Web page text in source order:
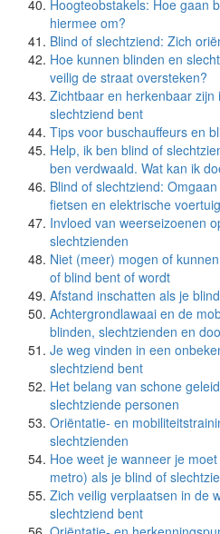
Hoogteobstakels: Hoe gaan
hiermee om?
Blind of slechtziend: Zich
Hoe kunnen blinden en
veilig de straat oversteken?
Zichtbaar en herkenbaar
slechtziend bent
Tips voor buschauffeurs en
Help, ik ben blind of
ben verdwaald. Wat kan ik
Blind of slechtziend:
fietsen en elektrische
Invloed van weerseizoenen
slechtzienden
Niet (meer) mogen of
of blind bent of wordt
Afstand inschatten als je
Achtergrondlawaai en de
blinden, slechtzienden en
Je weg vinden in een
slechtziend bent
Het belang van schone
slechtziende personen
Oriëntatie- en
slechtzienden
Hoe weet je wanneer je
metro) als je blind of
Zich veilig verplaatsen in de
slechtziend bent